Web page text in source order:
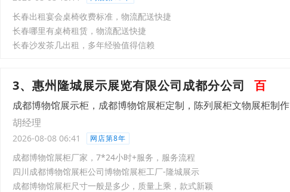
长春出租宴会桌椅收费标准，物流配送快捷
长春哪里有桌椅租赁，物流配送快捷
长春沙发茶几出租，多年经验值得信赖
3、惠州隆城展示展览有限公司成都分公司 百
成都博物馆展示柜，成都博物馆展柜定制，陈列展柜文物展柜制作
胡经理
2026-08-08 06:41 网店第8年
成都博物馆展柜厂家，7*24小时+服务，服务流程
四川成都博物馆展柜公司博物馆展柜工厂-隆城展示
成都博物馆展柜尺寸一般是多少，质量上乘，款式新颖